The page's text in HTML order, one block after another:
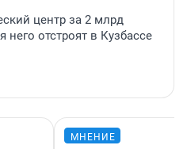
центр за 2 млрд
него отстроят в Кузбассе
МНЕНИЕ